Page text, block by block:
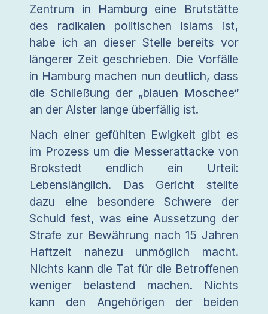
Zentrum in Hamburg eine Brutstätte
des radikalen politischen Islams ist,
habe ich an dieser Stelle bereits vor
längerer Zeit geschrieben. Die Vorfälle
in Hamburg machen nun deutlich, dass
die Schließung der „blauen Moschee“
an der Alster lange überfällig ist.
Nach einer gefühlten Ewigkeit gibt es
im Prozess um die Messerattacke von
Brokstedt endlich ein Urteil:
Lebenslänglich. Das Gericht stellte
dazu eine besondere Schwere der
Schuld fest, was eine Aussetzung der
Strafe zur Bewährung nach 15 Jahren
Haftzeit nahezu unmöglich macht.
Nichts kann die Tat für die Betroffenen
weniger belastend machen. Nichts
kann den Angehörigen der beiden